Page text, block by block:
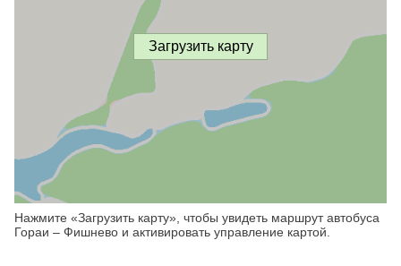
Загрузить карту
Нажмите «Загрузить карту», чтобы увидеть маршрут автобуса
Гораи – Фишнево и активировать управление картой.